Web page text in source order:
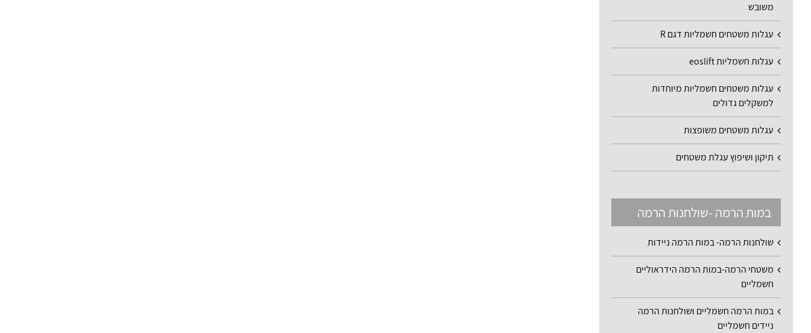
משובש
עגלות משטחים חשמליות דגם R
עגלות חשמליות eoslift
עגלות משטחים חשמליות מיוחדות
למשקלים גדולים
עגלות משטחים משופצות
תיקון ושיפוץ עגלת משטחים
במות הרמה -שולחנות הרמה
שולחנות הרמה- במות הרמה ניידות
משטחי הרמה-במות הרמה הידראוליים
חשמליים
במות הרמה חשמליים ושולחנות הרמה
ניידים חשמליים